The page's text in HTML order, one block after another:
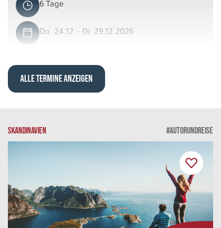
6 Tage
Do. 24.12. - Di. 29.12.2026
Kurzreise Polarlicht am Lyngenfjord
Doppelzimmer Standard DU/WC
Belegung: 2
ALLE TERMINE ANZEIGEN
SKANDINAVIEN #AUTORUNDREISE